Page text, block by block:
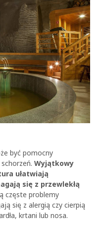
być pomocny
Wyjątkowy
ułatwiają
się z przewlekłą
częste problemy
się z alergią czy cierpią
krtani lub nosa.